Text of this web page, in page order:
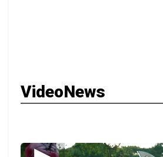
VideoNews